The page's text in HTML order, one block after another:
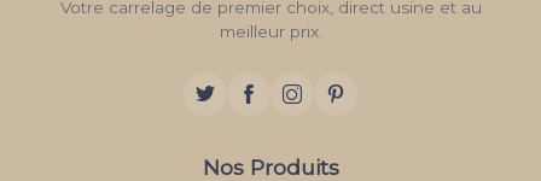
Votre carrelage de premier choix, direct usine et au
meilleur prix.
Nos Produits